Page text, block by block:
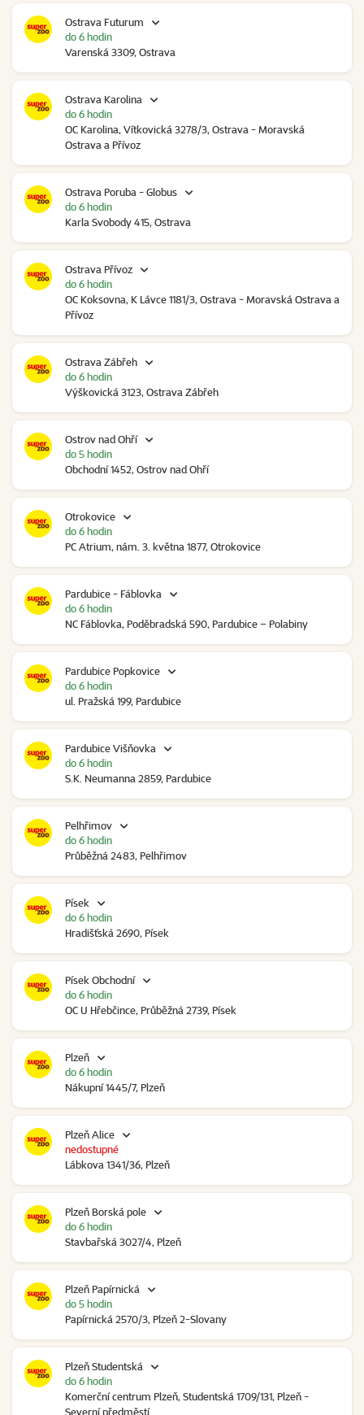
Ostrava Futurum
Varenská 3309, Ostrava
do 6 hodin
Ostrava Karolina
OC Karolina, Vítkovická 3278/3, Ostrava - Moravská
Ostrava a Přívoz
do 6 hodin
Ostrava Poruba - Globus
Karla Svobody 415, Ostrava
do 6 hodin
Ostrava Přívoz
OC Koksovna, K Lávce 1181/3, Ostrava - Moravská Ostrava a
Přívoz
do 6 hodin
Ostrava Zábřeh
Výškovická 3123, Ostrava Zábřeh
do 6 hodin
Ostrov nad Ohří
Obchodní 1452, Ostrov nad Ohří
do 5 hodin
Otrokovice
PC Atrium, nám. 3. května 1877, Otrokovice
do 6 hodin
Pardubice - Fáblovka
NC Fáblovka, Poděbradská 590, Pardubice – Polabiny
do 6 hodin
Pardubice Popkovice
ul. Pražská 199, Pardubice
do 6 hodin
Pardubice Višňovka
S.K. Neumanna 2859, Pardubice
do 6 hodin
Pelhřimov
Průběžná 2483, Pelhřimov
do 6 hodin
Písek
Hradišťská 2690, Písek
do 6 hodin
Písek Obchodní
OC U Hřebčince, Průběžná 2739, Písek
do 6 hodin
Plzeň
Nákupní 1445/7, Plzeň
do 6 hodin
Plzeň Alice
Lábkova 1341/36, Plzeň
nedostupné
Plzeň Borská pole
Stavbařská 3027/4, Plzeň
do 6 hodin
Plzeň Papírnická
Papírnická 2570/3, Plzeň 2-Slovany
do 5 hodin
Plzeň Studentská
Komerční centrum Plzeň, Studentská 1709/131, Plzeň -
Severní předměstí
do 6 hodin